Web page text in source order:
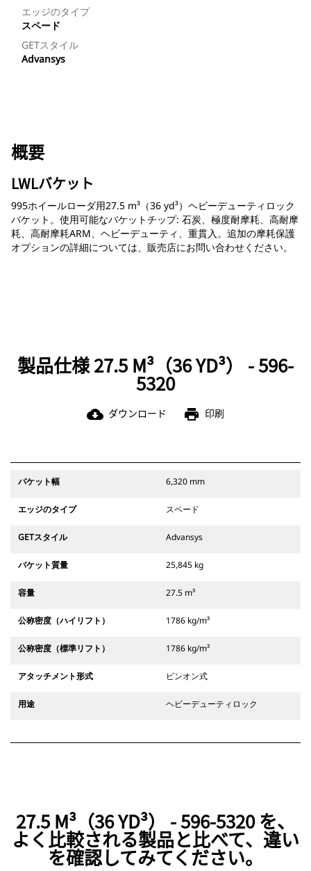
エッジのタイプ
スペード
GETスタイル
Advansys
概要
LWLバケット
995ホイールローダ用27.5 m³（36 yd³）ヘビーデューティロック
バケット。使用可能なバケットチップ: 石炭、極度耐摩耗、高耐摩
耗、高耐摩耗ARM、ヘビーデューティ、重貫入。追加の摩耗保護
オプションの詳細については、販売店にお問い合わせください。
製品仕様 27.5 M³（36 YD³） - 596-
5320
cloud_download ダウンロード print 印刷
バケット幅 6,320 mm
エッジのタイプ スペード
GETスタイル Advansys
バケット質量 25,845 kg
容量 27.5 m³
公称密度（ハイリフト） 1786 kg/m³
公称密度（標準リフト） 1786 kg/m³
アタッチメント形式 ピンオン式
用途 ヘビーデューティロック
27.5 M³（36 YD³） - 596-5320 を、
よく比較される製品と比べて、違い
を確認してみてください。